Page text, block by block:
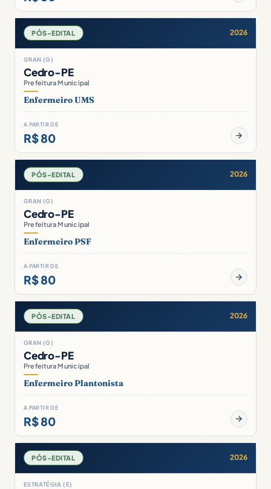
PÓS-EDITAL 2026
GRAN (G)
Cedro-PE
Prefeitura Municipal
Enfermeiro UMS
A PARTIR DE
R$ 80
PÓS-EDITAL 2026
GRAN (G)
Cedro-PE
Prefeitura Municipal
Enfermeiro PSF
A PARTIR DE
R$ 80
PÓS-EDITAL 2026
GRAN (G)
Cedro-PE
Prefeitura Municipal
Enfermeiro Plantonista
A PARTIR DE
R$ 80
PÓS-EDITAL 2026
ESTRATÉGIA (E)